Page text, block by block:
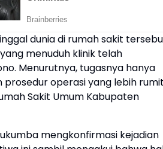
dunia di rumah sakit
menuduh klinik telah
Menurutnya, tugasnya hanya
operasi yang lebih
Sakit Umum Kabupaten
mengkonfirmasi kejadian